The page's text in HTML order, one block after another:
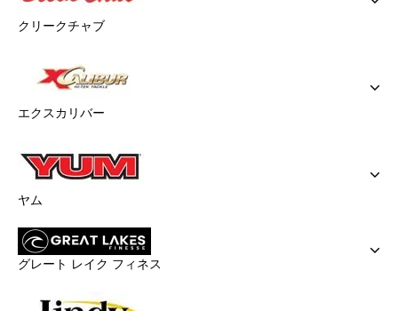
クリークチャブ
エクスカリバー
ヤム
グレート レイク フィネス